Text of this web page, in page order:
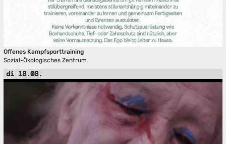
Offenes Kampfsporttraining
Sozial-Ökologisches Zentrum
di 18.08.